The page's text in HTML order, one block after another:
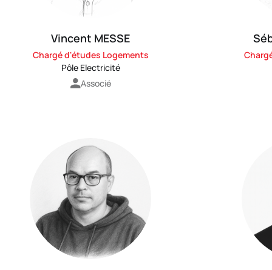
Vincent MESSE
Chargé d'études Logements
Pôle Electricité
Associé